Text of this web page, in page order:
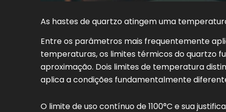
As hastes de quartzo atingem uma
Entre os parâmetros mais frequentemente
temperaturas, os limites térmicos do quartzo
aproximação. Dois limites de temperatura
aplica a condições fundamentalmente
O limite de uso contínuo de 1100°C e sua